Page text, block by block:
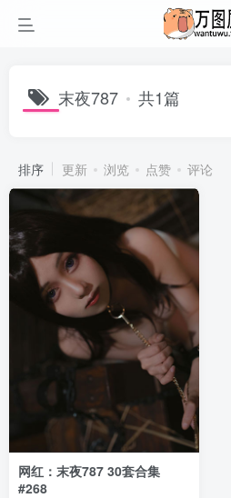
末夜787 共1篇
排序 更新 浏览 点赞 评论
网红：末夜787 30套合集
#268